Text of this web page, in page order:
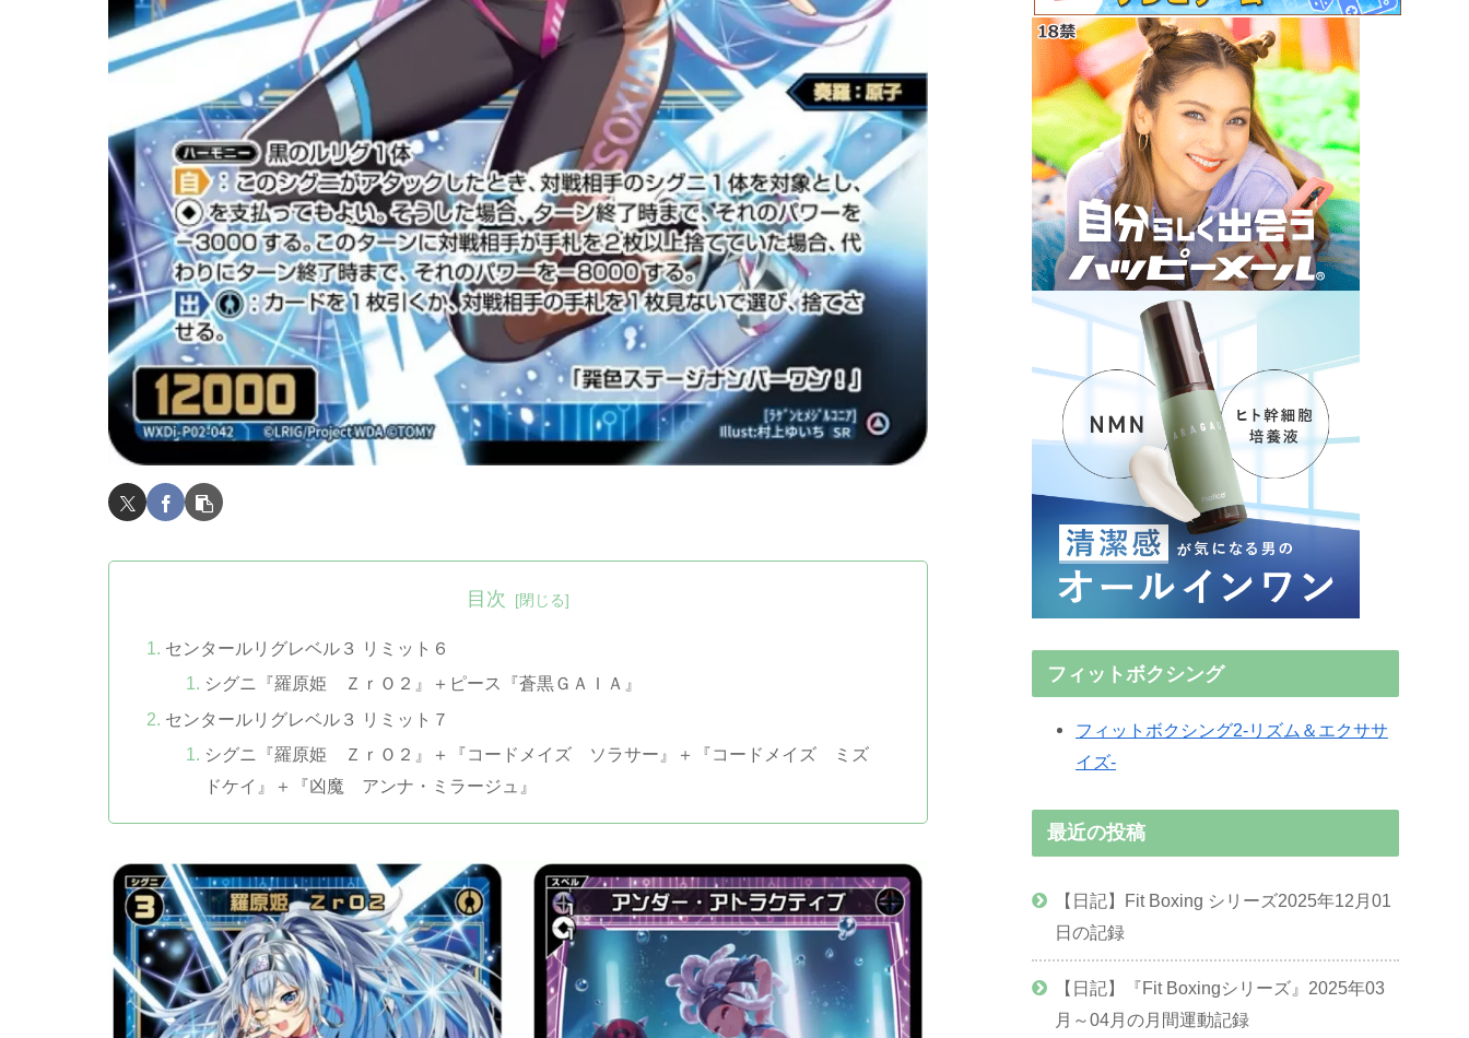
目次
センタールリグレベル３ リミット６
シグニ『羅原姫 ＺｒＯ２』＋ピース『蒼黒ＧＡＩＡ』
センタールリグレベル３ リミット７
シグニ『羅原姫 ＺｒＯ２』＋『コードメイズ ソラサー』＋『コードメイズ ミズ
ドケイ』＋『凶魔 アンナ・ミラージュ』
フィットボクシング
フィットボクシング2-リズム＆エクササ
イズ-
最近の投稿
【日記】Fit Boxing シリーズ2025年12月01
日の記録
【日記】『Fit Boxingシリーズ』2025年03
月～04月の月間運動記録